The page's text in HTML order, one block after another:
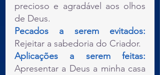
precioso e agradável aos olhos
de Deus.
Rejeitar a sabedoria do Criador.
Apresentar a Deus a minha casa